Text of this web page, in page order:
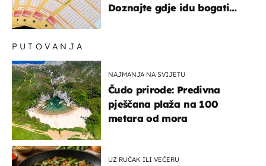
Doznajte gdje idu bogati
PUTOVANJA
NAJMANJA NA SVIJETU
Čudo prirode: Predivna
pješčana plaža na 100
metara od mora
UZ RUČAK ILI VEČERU